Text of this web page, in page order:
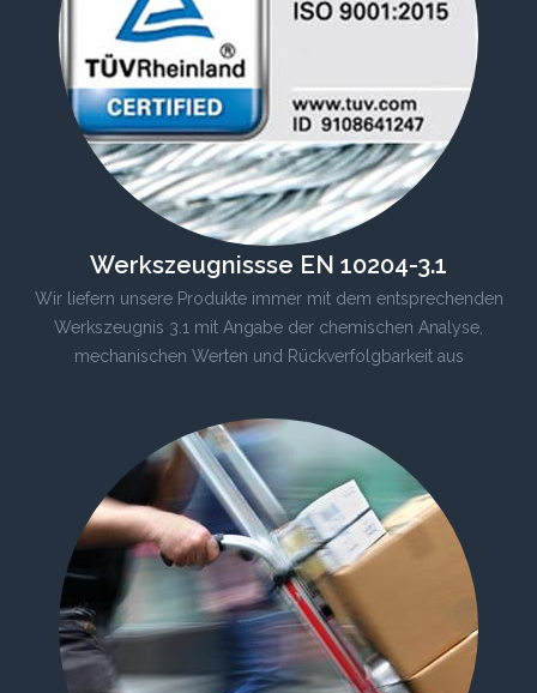
Werkszeugnissse EN 10204-3.1
Wir liefern unsere Produkte immer mit dem entsprechenden
Werkszeugnis 3.1 mit Angabe der chemischen Analyse,
mechanischen Werten und Rückverfolgbarkeit aus